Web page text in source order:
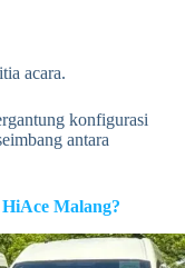
acara.
konfigurasi
antara
Malang?